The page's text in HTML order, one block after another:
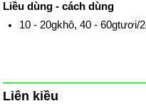
Liều dùng - cách dùng
10 - 20gkhô, 40 - 60gtươi/
Liên kiều